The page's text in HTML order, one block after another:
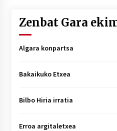
Zenbat Gara
Algara konpartsa
Bakaikuko Etxea
Bilbo Hiria irratia
Erroa argitaletxea